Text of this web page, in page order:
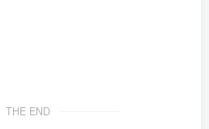
THE END